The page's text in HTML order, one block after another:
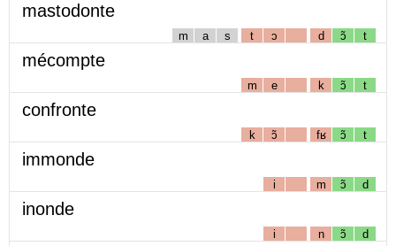
mastodonte
m a s t ɔ d ɔ̃ t
mécompte
m e k ɔ̃ t
confronte
k ɔ̃ fʁ ɔ̃ t
immonde
i m ɔ̃ d
inonde
i n ɔ̃ d